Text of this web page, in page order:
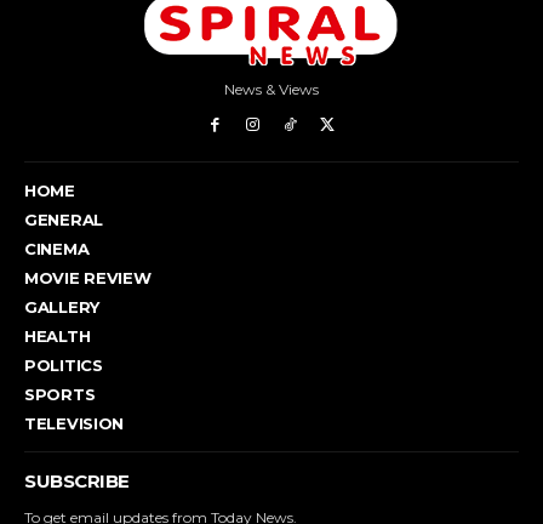
News & Views
HOME
GENERAL
CINEMA
MOVIE REVIEW
GALLERY
HEALTH
POLITICS
SPORTS
TELEVISION
SUBSCRIBE
To get email updates from Today News.